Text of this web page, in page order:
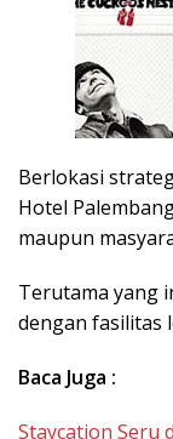
Berlokasi
Hotel
maupun
Terutama yang
dengan fasilitas
Baca Juga :
Staycation Seru